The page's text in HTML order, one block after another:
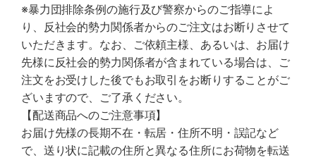
※暴力団排除条例の施行及び警察からのご指導によ
り、反社会的勢力関係者からのご注文はお断りさせて
いただきます。なお、ご依頼主様、あるいは、お届け
先様に反社会的勢力関係者が含まれている場合は、ご
注文をお受けした後でもお取引をお断りすることがご
ざいますので、ご了承ください。
【配送商品へのご注意事項】
お届け先様の長期不在・転居・住所不明・誤記など
で、送り状に記載の住所と異なる住所にお荷物を転送